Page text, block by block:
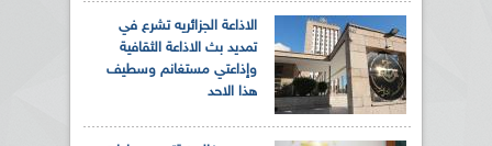
الاذاعة الجزائريه تشرع في
تمديد بث الاذاعة الثقافية
وإذاعتي مستغانم وسطيف
هذا الاحد